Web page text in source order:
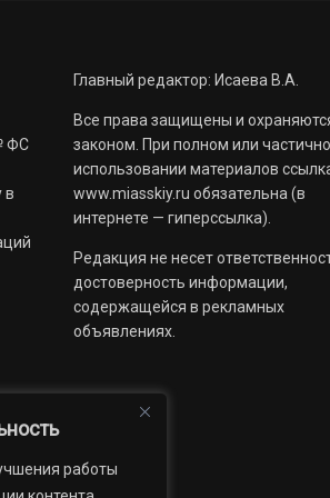
работы
ФС
в
Главный редактор: Исаева В.А.
Все права защищены и
законом. При полном или
использовании материалов
www.miasskiy.ru обязательна (в
интернете — гиперссылка).
Редакция не несет
достоверность информации,
содержащейся в рекламных
объявлениях.